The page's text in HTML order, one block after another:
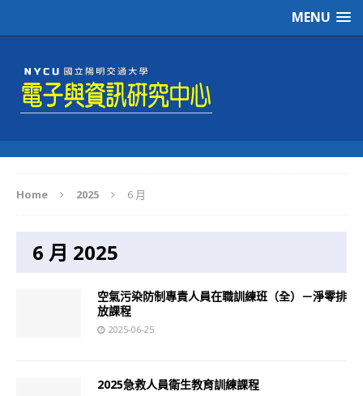
MENU
Home 2025 6 月
6 月 2025
空氣污染防制專責人員在職訓練班（全）－淨零排
放課程
2025-06-25
2025急救人員衛生教育訓練課程